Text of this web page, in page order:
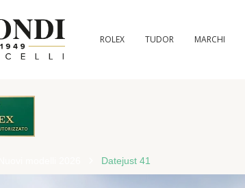
ROLEX TUDOR MARCHI
Datejust 41